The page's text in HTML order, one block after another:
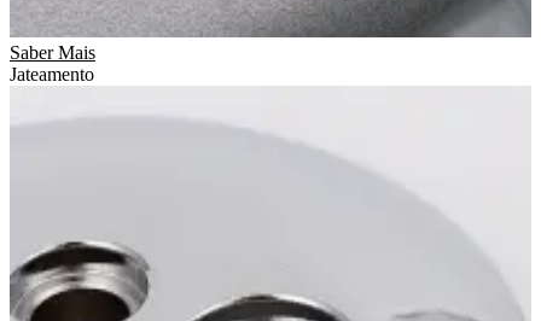
Saber Mais
Jateamento